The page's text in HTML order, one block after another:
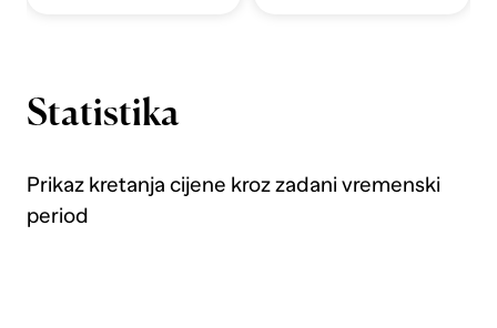
Statistika
Prikaz kretanja cijene kroz zadani vremenski
period